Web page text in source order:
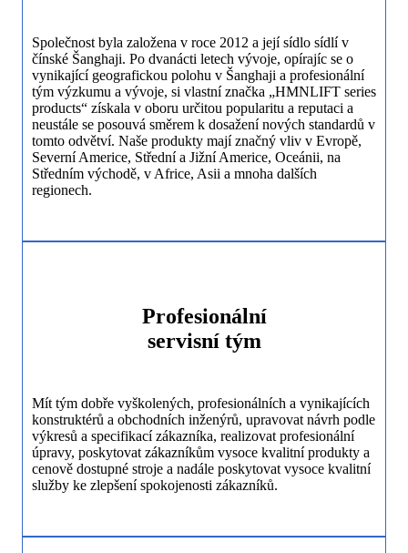
Společnost byla založena v roce 2012 a její sídlo sídlí v
čínské Šanghaji. Po dvanácti letech vývoje, opírajíc se o
vynikající geografickou polohu v Šanghaji a profesionální
tým výzkumu a vývoje, si vlastní značka „HMNLIFT series
products“ získala v oboru určitou popularitu a reputaci a
neustále se posouvá směrem k dosažení nových standardů v
tomto odvětví. Naše produkty mají značný vliv v Evropě,
Severní Americe, Střední a Jižní Americe, Oceánii, na
Středním východě, v Africe, Asii a mnoha dalších
regionech.
Profesionální
servisní tým
Mít tým dobře vyškolených, profesionálních a vynikajících
konstruktérů a obchodních inženýrů, upravovat návrh podle
výkresů a specifikací zákazníka, realizovat profesionální
úpravy, poskytovat zákazníkům vysoce kvalitní produkty a
cenově dostupné stroje a nadále poskytovat vysoce kvalitní
služby ke zlepšení spokojenosti zákazníků.